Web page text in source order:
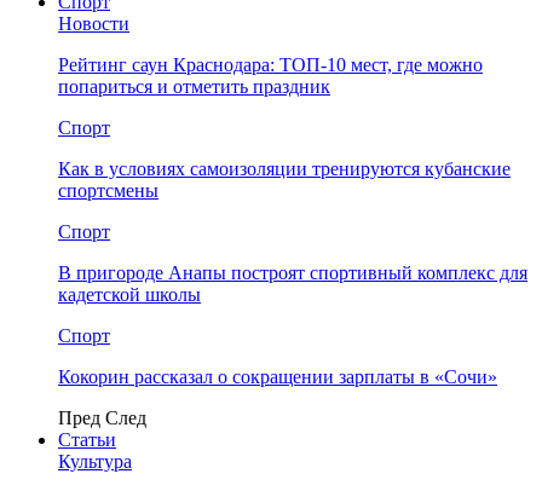
Новости
Рейтинг саун Краснодара: ТОП-10 мест, где можно
попариться и отметить праздник
Спорт
Как в условиях самоизоляции тренируются кубанские
спортсмены
Спорт
В пригороде Анапы построят спортивный комплекс для
кадетской школы
Спорт
Кокорин рассказал о сокращении зарплаты в «Сочи»
Пред След
Статьи
Культура